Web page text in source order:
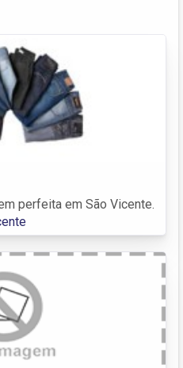
perfeita em São Vicente.